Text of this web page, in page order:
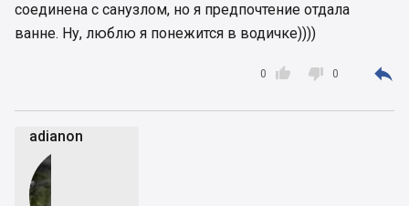
соединена с санузлом, но я предпочтение отдала
ванне. Ну, люблю я понежится в водичке))))

0  0 
adianon